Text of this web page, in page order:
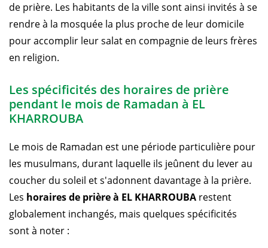
de prière. Les habitants de la ville sont ainsi invités à se
rendre à la mosquée la plus proche de leur domicile
pour accomplir leur salat en compagnie de leurs frères
en religion.
Les spécificités des horaires de prière
pendant le mois de Ramadan à EL
KHARROUBA
Le mois de Ramadan est une période particulière pour
les musulmans, durant laquelle ils jeûnent du lever au
coucher du soleil et s'adonnent davantage à la prière.
Les horaires de prière à EL KHARROUBA restent
globalement inchangés, mais quelques spécificités
sont à noter :